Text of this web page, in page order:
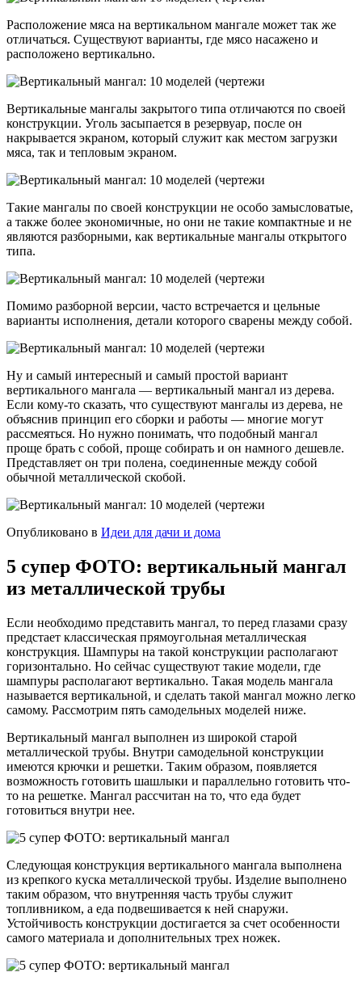
Расположение мяса на вертикальном мангале может так же
отличаться. Существуют варианты, где мясо насажено и
расположено вертикально.
Вертикальные мангалы закрытого типа отличаются по своей
конструкции. Уголь засыпается в резервуар, после он
накрывается экраном, который служит как местом загрузки
мяса, так и тепловым экраном.
Такие мангалы по своей конструкции не особо замысловатые,
а также более экономичные, но они не такие компактные и не
являются разборными, как вертикальные мангалы открытого
типа.
Помимо разборной версии, часто встречается и цельные
варианты исполнения, детали которого сварены между собой.
Ну и самый интересный и самый простой вариант
вертикального мангала — вертикальный мангал из дерева.
Если кому-то сказать, что существуют мангалы из дерева, не
объяснив принцип его сборки и работы — многие могут
рассмеяться. Но нужно понимать, что подобный мангал
проще брать с собой, проще собирать и он намного дешевле.
Представляет он три полена, соединенные между собой
обычной металлической скобой.
Опубликовано в Идеи для дачи и дома
5 супер ФОТО: вертикальный мангал
из металлической трубы
Если необходимо представить мангал, то перед глазами сразу
предстает классическая прямоугольная металлическая
конструкция. Шампуры на такой конструкции располагают
горизонтально. Но сейчас существуют такие модели, где
шампуры располагают вертикально. Такая модель мангала
называется вертикальной, и сделать такой мангал можно легко
самому. Рассмотрим пять самодельных моделей ниже.
Вертикальный мангал выполнен из широкой старой
металлической трубы. Внутри самодельной конструкции
имеются крючки и решетки. Таким образом, появляется
возможность готовить шашлыки и параллельно готовить что-
то на решетке. Мангал рассчитан на то, что еда будет
готовиться внутри нее.
Следующая конструкция вертикального мангала выполнена
из крепкого куска металлической трубы. Изделие выполнено
таким образом, что внутренняя часть трубы служит
топливником, а еда подвешивается к ней снаружи.
Устойчивость конструкции достигается за счет особенности
самого материала и дополнительных трех ножек.